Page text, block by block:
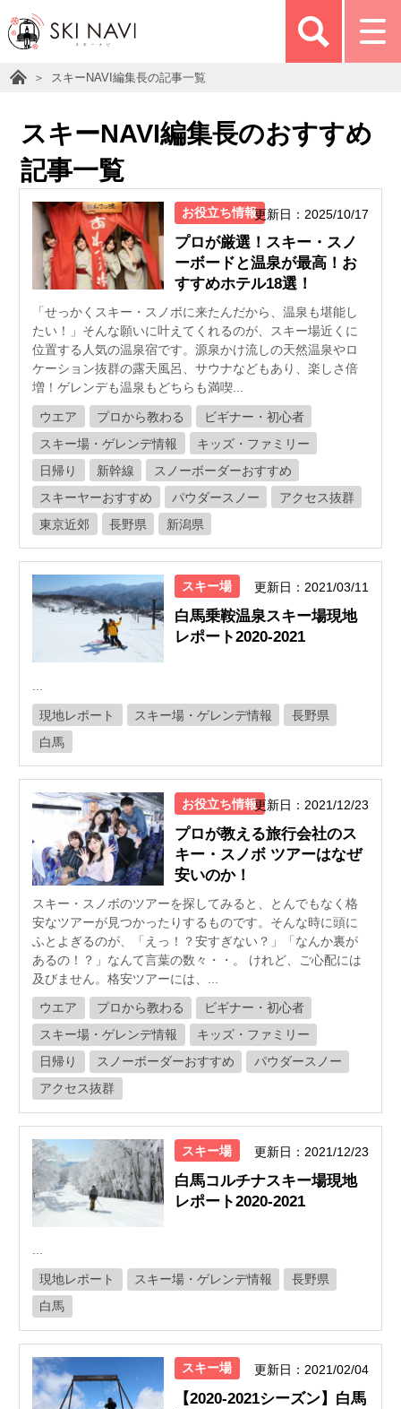
スキーNAVI編集長の記事一覧
スキーNAVI編集長のおすすめ
記事一覧
お役立ち情報更新日：2025/10/17
プロが厳選！スキー・スノ
ーボードと温泉が最高！お
すすめホテル18選！
「せっかくスキー・スノボに来たんだから、温泉も堪能し
たい！」そんな願いに叶えてくれるのが、スキー場近くに
位置する人気の温泉宿です。源泉かけ流しの天然温泉やロ
ケーション抜群の露天風呂、サウナなどもあり、楽しさ倍
増！ゲレンデも温泉もどちらも満喫...
ウエア プロから教わる
ビギナー・初心者
スキー場・ゲレンデ情報
キッズ・ファミリー
日帰り
新幹線
スノーボーダーおすすめ
スキーヤーおすすめ
パウダースノー
アクセス抜群
東京近郊
長野県 新潟県
スキー場 更新日：2021/03/11
白馬乗鞍温泉スキー場現地
レポート2020-2021
現地レポート スキー場・ゲレンデ情報
長野県
白馬
お役立ち情報更新日：2021/12/23
プロが教える旅行会社のス
キー・スノボ ツアーはなぜ
安いのか！
スキー・スノボのツアーを探してみると、とんでもなく格
安なツアーが見つかったりするものです。そんな時に頭に
ふとよぎるのが、「えっ！？安すぎない？」「なんか裏が
あるの！？」なんて言葉の数々・・。 けれど、ご心配には
及びません。格安ツアーには、...
ウエア プロから教わる
ビギナー・初心者
スキー場・ゲレンデ情報
キッズ・ファミリー
日帰り
スノーボーダーおすすめ
パウダースノー
アクセス抜群
スキー場 更新日：2021/12/23
白馬コルチナスキー場現地
レポート2020-2021
...
現地レポート スキー場・ゲレンデ情報
長野県
白馬
スキー場 更新日：2021/02/04
【2020-2021シーズン】白馬